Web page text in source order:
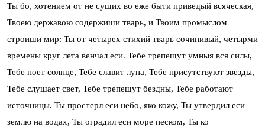
Ты бо, хотением от не сущих во еже быти приведый всяческая,
Твоею державою содержиши тварь, и Твоим промыслом
строиши мир: Ты от четырех стихий тварь сочинивый, четырми
времены круг лета венчал еси. Тебе трепещут умныя вся силы,
Тебе поет солнце, Тебе славит луна, Тебе присутствуют звезды,
Тебе слушает свет, Тебе трепещут бездны, Тебе работают
источницы. Ты простерл еси небо, яко кожу, Ты утвердил еси
землю на водах, Ты оградил еси море песком, Ты ко